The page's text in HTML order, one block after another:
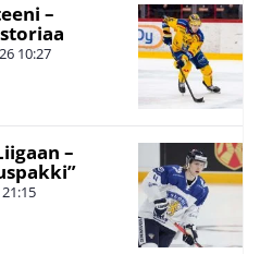
–
10:27
–
21:15